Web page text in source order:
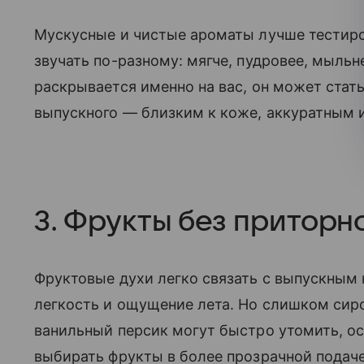
Мускусные и чистые ароматы лучше
звучать по-разному: мягче, пудровее,
раскрывается именно на вас, он может
выпускного — близким к коже, аккуратным
3. Фрукты без
Фруктовые духи легко связать с выпускным
легкость и ощущение лета. Но слишком
ванильный персик могут быстро утомить,
выбирать фрукты в более прозрачной